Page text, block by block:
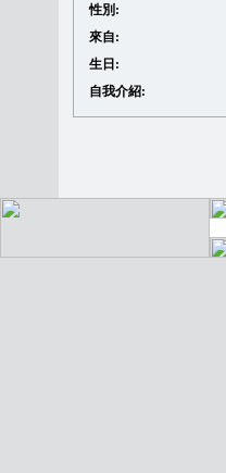
性別:
來自:
生日:
自我介紹: